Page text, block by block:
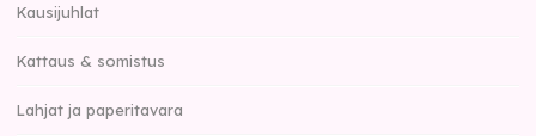
Kausijuhlat
Kattaus & somistus
Lahjat ja paperitavara